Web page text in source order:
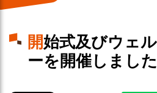
開始式及びウェルカムパーティ
ーを開催しました